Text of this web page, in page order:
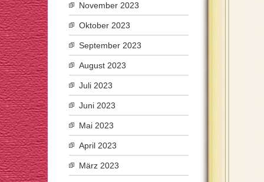
November 2023
Oktober 2023
September 2023
August 2023
Juli 2023
Juni 2023
Mai 2023
April 2023
März 2023